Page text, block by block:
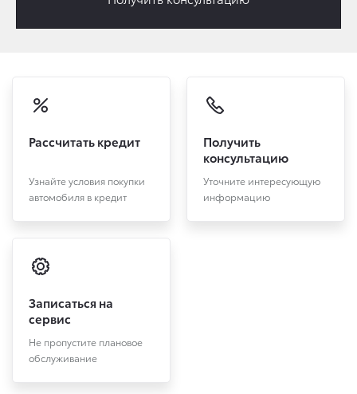
Рассчитать кредит
Узнайте условия покупки
автомобиля в кредит
Получить
консультацию
Уточните интересующую
информацию
Записаться на
сервис
Не пропустите плановое
обслуживание